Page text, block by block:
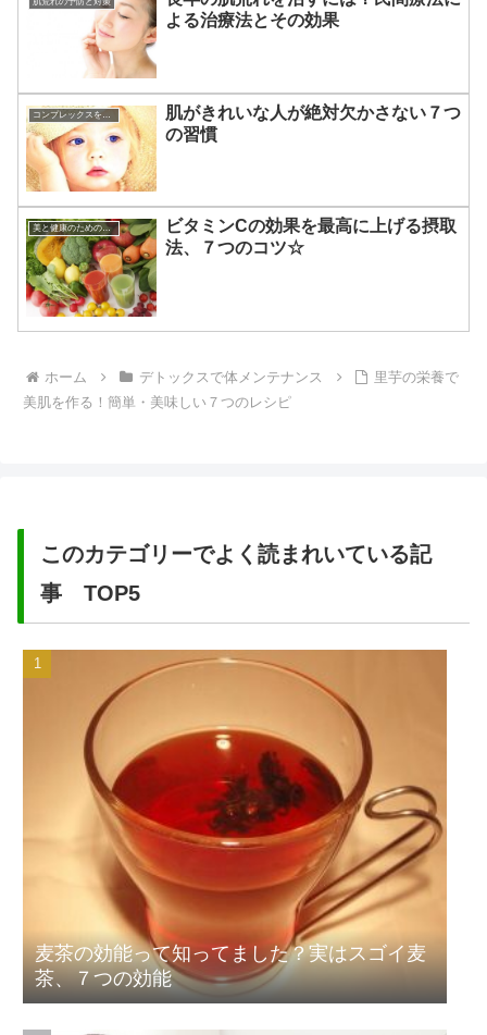
よる治療法とその効果
コンプレックスを克服する方法
肌がきれいな人が絶対欠かさない７つ
の習慣
美と健康のための食事法
ビタミンCの効果を最高に上げる摂取
法、７つのコツ☆
ホーム デトックスで体メンテナンス
里芋の栄養で
美肌を作る！簡単・美味しい７つのレシピ
このカテゴリーでよく読まれいている記
事 TOP5
麦茶の効能って知ってました？実はスゴイ麦
茶、７つの効能